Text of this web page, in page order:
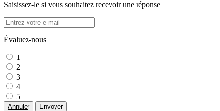
Saisissez-le si vous souhaitez recevoir une réponse
Évaluez-nous
1
2
3
4
5
Annuler Envoyer